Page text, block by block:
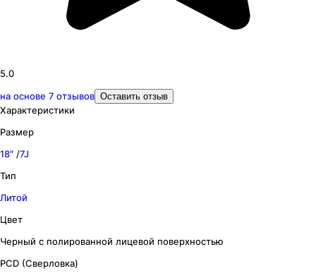
5.0
на основе 7 отзывов Оставить отзыв
Характеристики
Размер
18″ /7J
Тип
Литой
Цвет
Черный с полированной лицевой поверхностью
PCD (Сверловка)